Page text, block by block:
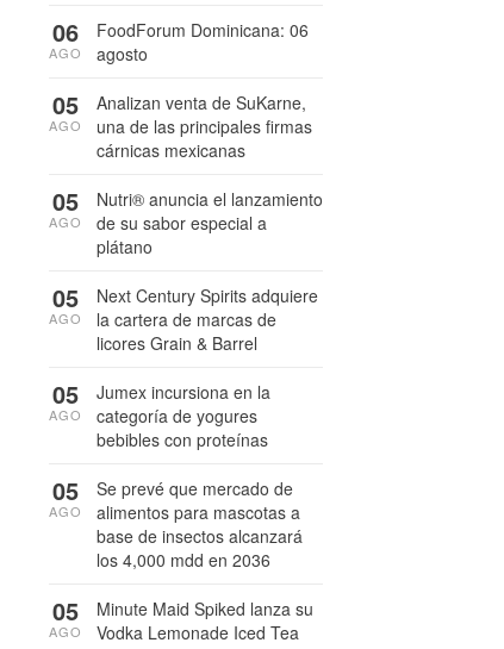
FoodForum Dominicana: 06
agosto
06
AGO
Analizan venta de SuKarne,
una de las principales firmas
cárnicas mexicanas
05
AGO
Nutri® anuncia el lanzamiento
de su sabor especial a
plátano
05
AGO
Next Century Spirits adquiere
la cartera de marcas de
licores Grain & Barrel
05
AGO
Jumex incursiona en la
categoría de yogures
bebibles con proteínas
05
AGO
Se prevé que mercado de
alimentos para mascotas a
base de insectos alcanzará
los 4,000 mdd en 2036
05
AGO
Minute Maid Spiked lanza su
Vodka Lemonade Iced Tea
05
AGO